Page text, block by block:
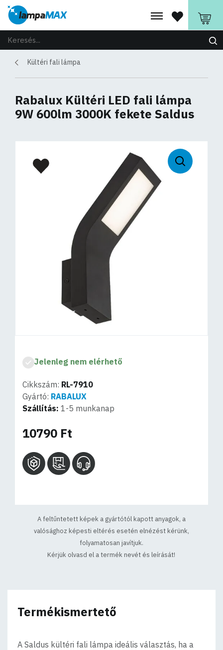
Kültéri fali lámpa
Rabalux Kültéri LED fali lámpa
9W 600lm 3000K fekete Saldus
Jelenleg nem elérhető
Cikkszám: RL-7910
Gyártó: RABALUX
Szállítás: 1-5 munkanap
10790 Ft
A feltűntetett képek a gyártótól kapott anyagok, a
valósághoz képesti eltérés esetén elnézést kérünk,
folyamatosan javítjuk.
Kérjük olvasd el a termék nevét és leírását!
Termékismertető
A Saldus kültéri fali lámpa ideális választás, ha a